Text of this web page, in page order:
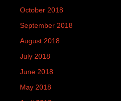
October 2018
September 2018
August 2018
July 2018
June 2018
May 2018